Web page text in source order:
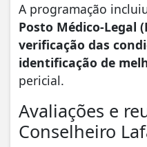
A programação
Posto Médico-Legal
verificação das
identificação de
pericial.
Avaliações e
Conselheiro